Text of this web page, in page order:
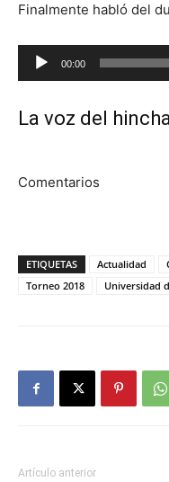
Finalmente habló del
Reproductor
de
00:00
La voz del
Comentarios
ETIQUETAS Actualidad
Torneo 2018
Universidad
Artículo anterior